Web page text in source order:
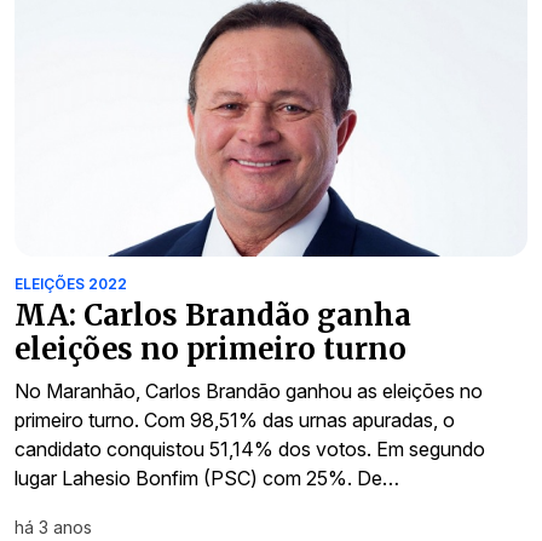
ELEIÇÕES 2022
MA: Carlos Brandão ganha
eleições no primeiro turno
No Maranhão, Carlos Brandão ganhou as eleições no
primeiro turno. Com 98,51% das urnas apuradas, o
candidato conquistou 51,14% dos votos. Em segundo
lugar Lahesio Bonfim (PSC) com 25%. De…
há 3 anos